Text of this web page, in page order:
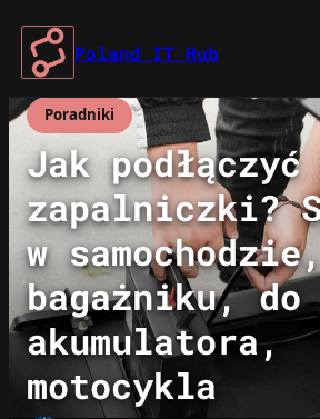
Przejdź
treści
Poland IT Hub
Poradniki
Jak
zapalniczki?
w
bagażniku, do
akumulatora,
motocykla